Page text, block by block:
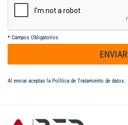
* Campos Obligatorios
ENVIAR
Al enviar aceptas la Política de Tratamiento de datos.